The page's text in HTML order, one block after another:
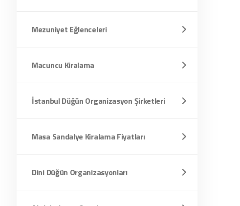
Mezuniyet Eğlenceleri
Macuncu Kiralama
İstanbul Düğün Organizasyon Şirketleri
Masa Sandalye Kiralama Fiyatları
Dini Düğün Organizasyonları